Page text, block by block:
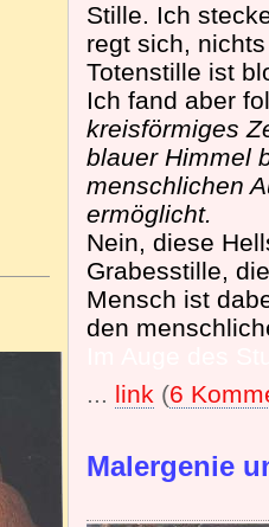
Stille. Ich
regt sich,
Totenstille ist
Ich fand aber
kreisförmiges
blauer Himmel
menschlichen
ermöglicht.
Nein, diese
Grabesstille,
Mensch ist
den
... link (6
Malergenie